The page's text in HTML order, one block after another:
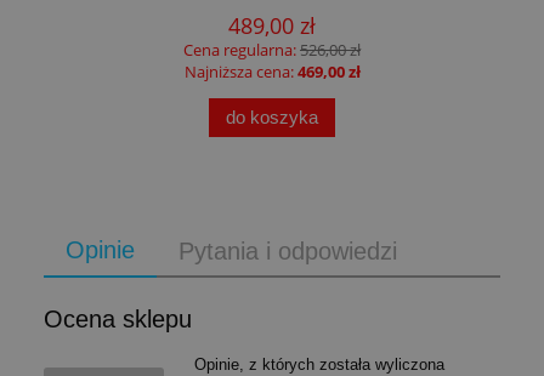
489,00 zł
Cena regularna:526,00 zł
Najniższa cena:469,00 zł
do koszyka
Opinie Pytania i odpowiedzi
Ocena sklepu
Opinie, z których została wyliczona